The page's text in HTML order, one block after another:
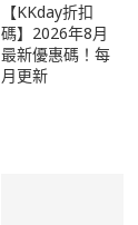
【KKday折扣
碼】2026年8月
最新優惠碼！每
月更新